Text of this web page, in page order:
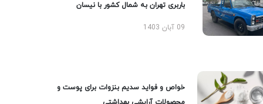
باربری تهران به شمال کشور با نیسان
09 آبان 1403
خواص و فواید سدیم بنزوات برای پوست و